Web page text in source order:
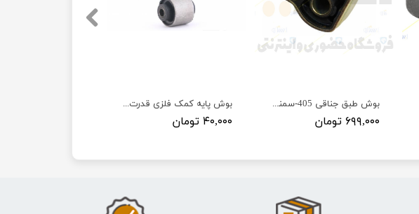
بوش پایه کمک فلزی قدرت پور
۴۰,۰۰۰ تومان
بوش طبق جناقی 405-سمند-پارس - ISACO - ایساکو 99
۶۹۹,۰۰۰ تومان